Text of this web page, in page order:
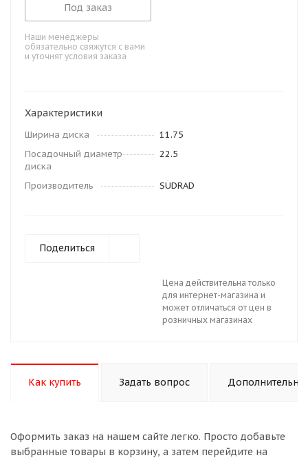
Под заказ
Наши менеджеры
обязательно свяжутся с вами
и уточнят условия заказа
Характеристики
Ширина диска
11.75
Посадочный диаметр
диска
22.5
Производитель SUDRAD
Поделиться
Цена действительна только
для интернет-магазина и
может отличаться от цен в
розничных магазинах
Как купить Задать вопрос Дополнительно
Оформить заказ на нашем сайте легко. Просто добавьте
выбранные товары в корзину, а затем перейдите на